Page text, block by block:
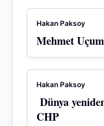
Hakan Paksoy
Mehmet
Hakan Paksoy
Dünya
CHP